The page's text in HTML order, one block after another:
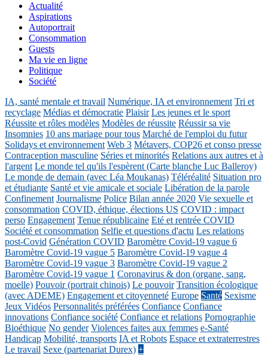
Actualité
Aspirations
Autoportrait
Consommation
Guests
Ma vie en ligne
Politique
Société
IA, santé mentale et travail Numérique, IA et environnement Tri et
recyclage Médias et démocratie Plaisir Les jeunes et le sport
Réussite et rôles modèles Modèles de réussite Réussir sa vie
Insomnies 10 ans mariage pour tous Marché de l'emploi du futur
Solidays et environnement Web 3 Métavers, COP26 et conso presse
Contraception masculine Séries et minorités Relations aux autres et à
l'argent Le monde tel qu'ils l'espèrent (Carte blanche Luc Balleroy)
Le monde de demain (avec Léa Moukanas) Téléréalité Situation pro
et étudiante Santé et vie amicale et sociale Libération de la parole
Confinement Journalisme Police Bilan année 2020 Vie sexuelle et
consommation COVID, éthique, élections US COVID : impact
perso Engagement Tenue républicaine Eté et rentrée COVID
Société et consommation Selfie et questions d'actu Les relations
post-Covid Génération COVID Baromètre Covid-19 vague 6
Baromètre Covid-19 vague 5 Baromètre Covid-19 vague 4
Baromètre Covid-19 vague 3 Baromètre Covid-19 vague 2
Baromètre Covid-19 vague 1 Coronavirus & don (organe, sang,
moelle) Pouvoir (portrait chinois) Le pouvoir Transition écologique
(avec ADEME) Engagement et citoyenneté Europe Santé Sexisme
Jeux Vidéos Personnalités préférées Confiance Confiance
innovations Confiance société Confiance et relations Pornographie
Bioéthique No gender Violences faites aux femmes e-Santé
Handicap Mobilité, transports IA et Robots Espace et extraterrestres
Le travail Sexe (partenariat Durex) +